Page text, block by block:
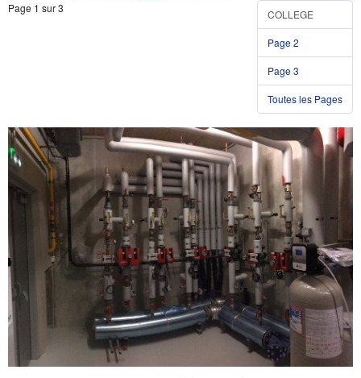
COLLEGE
Page 2
Page 3
Toutes les Pages
Page 1 sur 3